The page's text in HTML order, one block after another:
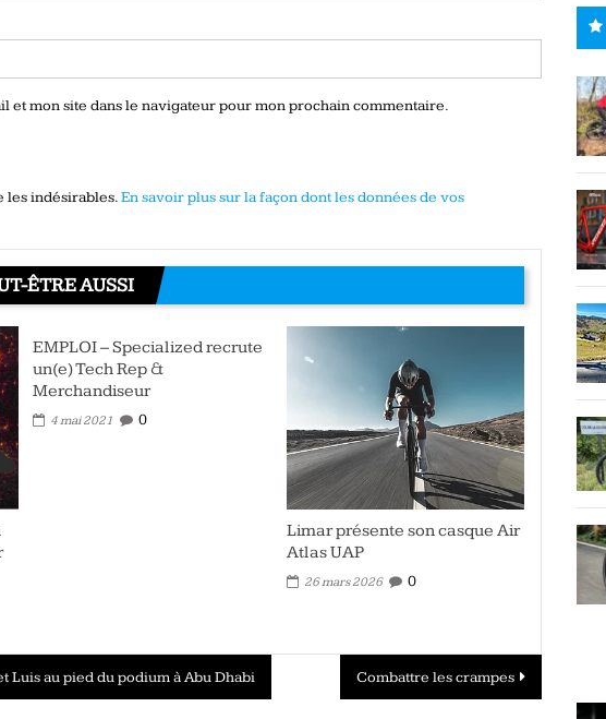
et mon site dans le navigateur pour mon prochain commentaire.
les indésirables.En savoir plus sur la façon dont les données de vos
ÊTRE AUSSI
EMPLOI – Specialized recrute
un(e) Tech Rep &
Merchandiseur
4 mai 2021 0
Limar présente son casque Air
Atlas UAP
26 mars 2026 0
Luis au pied du podium à Abu Dhabi Combattre les crampes